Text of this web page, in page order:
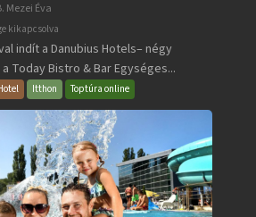
Mezei Éva
kikapcsolva
indít a Danubius Hotels– négy
Today Bistro & Bar Egységes...
Itthon Toptúra online